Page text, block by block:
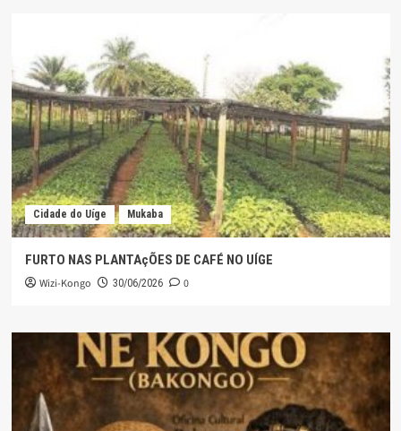
Cidade do Uíge Mukaba
FURTO NAS PLANTAçÕES DE CAFÉ NO UÍGE
Wizi-Kongo 30/06/2026 0